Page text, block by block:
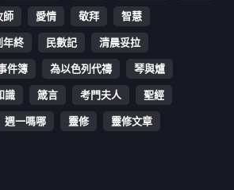
師 愛情 敬拜
智慧
年終 民數記
清晨妥拉
件簿 為以色列代禱
琴與爐
識 箴言 考門夫人
聖經
週一嗎哪 靈修 靈修文章